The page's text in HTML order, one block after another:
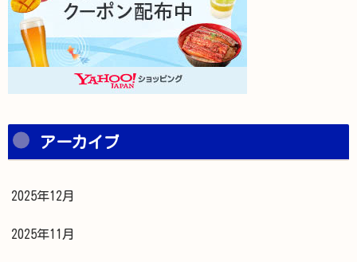
アーカイブ
2025年12月
2025年11月